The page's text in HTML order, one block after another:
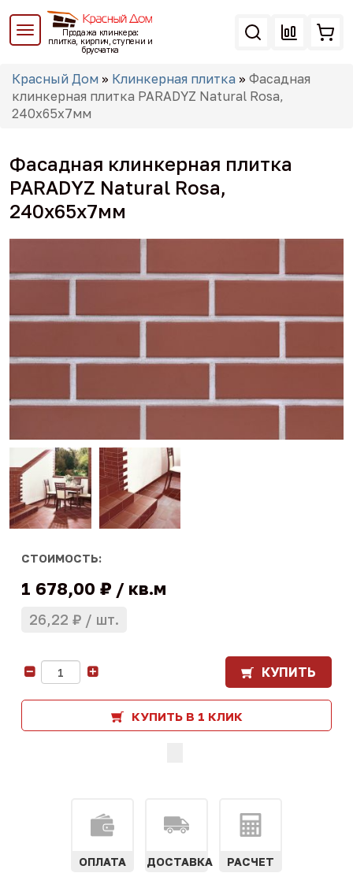
Перейти
основному
Продажа клинкера:
плитка, кирпич, ступени и
брусчатка
Вы
здесь
Красный Дом » Клинкерная плитка » Фасадная
клинкерная плитка PARADYZ Natural Rosa,
240x65x7мм
Фасадная клинкерная плитка
PARADYZ Natural Rosa,
240x65x7мм
СТОИМОСТЬ:
1 678,00 ₽ кв.м
26,22 ₽ шт.
КУПИТЬ
КУПИТЬ В 1 КЛИК
ОПЛАТА ДОСТАВКА РАСЧЕТ